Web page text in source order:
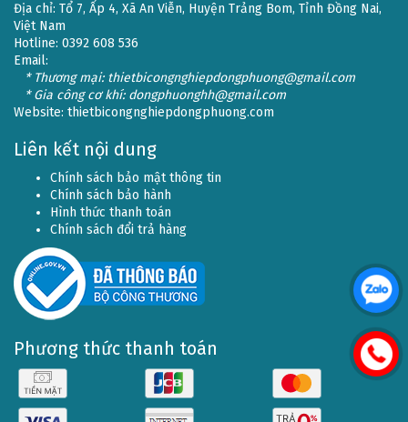
Địa chỉ: Tổ 7, Ấp 4, Xã An Viễn, Huyện Trảng Bom, Tỉnh Đồng Nai,
Việt Nam
Hotline: 0392 608 536
Email:
* Thương mại: thietbicongnghiepdongphuong@gmail.com
* Gia công cơ khí: dongphuonghh@gmail.com
Website: thietbicongnghiepdongphuong.com
Liên kết nội dung
Chính sách bảo mật thông tin
Chính sách bảo hành
Hình thức thanh toán
Chính sách đổi trả hàng
Phương thức thanh toán